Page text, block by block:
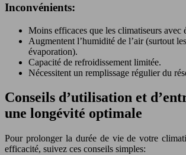
Inconvénients:
Moins efficaces que les climatiseurs avec
Augmentent l’humidité de l’air (surtout
évaporation).
Capacité de refroidissement limitée.
Nécessitent un remplissage régulier du
Conseils d’utilisation et
une longévité optimale
Pour prolonger la durée de vie de votre
efficacité, suivez ces conseils simples: